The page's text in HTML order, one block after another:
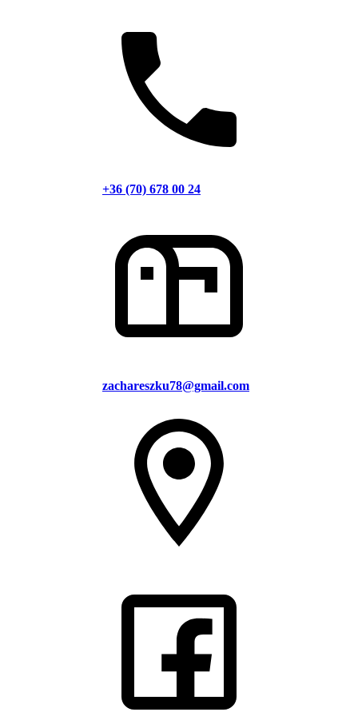
+36 (70) 678 00 24
zachareszku78@gmail.com